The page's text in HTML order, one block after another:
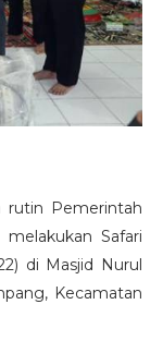
rutin Pemerintah
Safari
di Masjid Nurul
Kecamatan